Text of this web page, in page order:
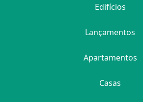
Edifícios
Lançamentos
Apartamentos
Casas